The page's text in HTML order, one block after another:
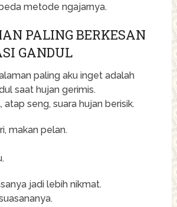
metode ngajarnya.
PALING BERKESAN
GANDUL
paling aku inget adalah
saat hujan gerimis.
atap seng, suara hujan berisik.
makan pelan.
jadi lebih nikmat.